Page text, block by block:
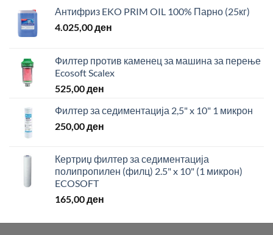
Антифриз EKO PRIM OIL 100% Парно (25кг)
4.025,00ден
Филтер против каменец за машина за перење
Ecosoft Scalex
525,00ден
Филтер за седиментација 2,5" x 10" 1 микрон
250,00ден
Кертриџ филтер за седиментација
полипропилен (филц) 2.5" x 10" (1 микрон)
ECOSOFT
165,00ден